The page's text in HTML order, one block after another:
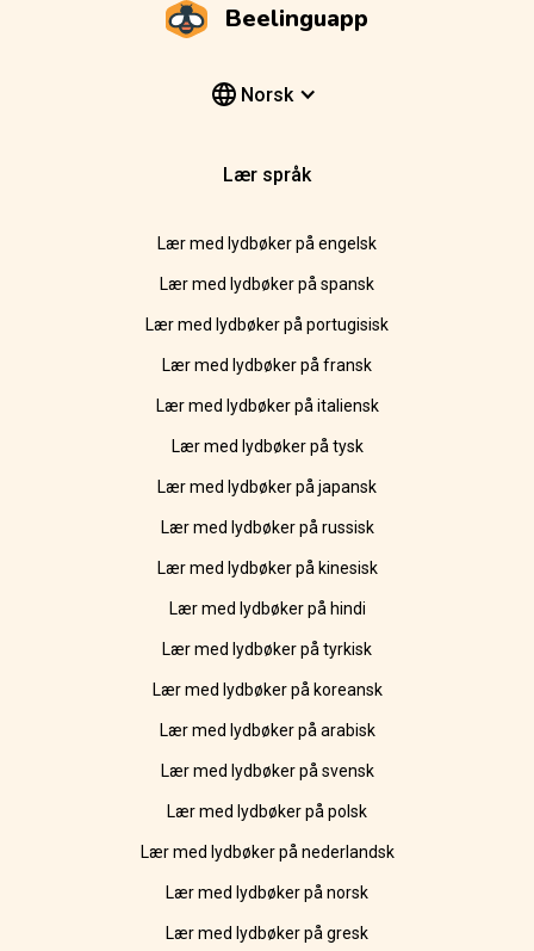
Beelinguapp
Norsk
Lær språk
Lær med lydbøker på engelsk
Lær med lydbøker på spansk
Lær med lydbøker på portugisisk
Lær med lydbøker på fransk
Lær med lydbøker på italiensk
Lær med lydbøker på tysk
Lær med lydbøker på japansk
Lær med lydbøker på russisk
Lær med lydbøker på kinesisk
Lær med lydbøker på hindi
Lær med lydbøker på tyrkisk
Lær med lydbøker på koreansk
Lær med lydbøker på arabisk
Lær med lydbøker på svensk
Lær med lydbøker på polsk
Lær med lydbøker på nederlandsk
Lær med lydbøker på norsk
Lær med lydbøker på gresk